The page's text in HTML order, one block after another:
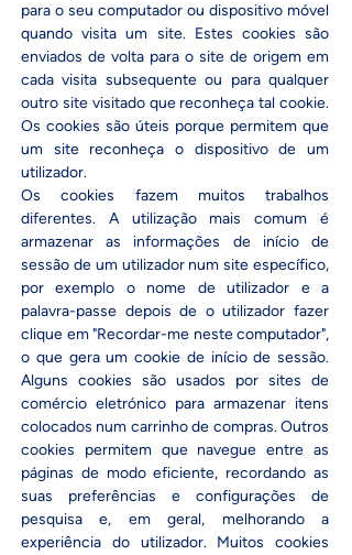
para o seu computador ou dispositivo móvel
quando visita um site. Estes cookies são
enviados de volta para o site de origem em
cada visita subsequente ou para qualquer
outro site visitado que reconheça tal cookie.
Os cookies são úteis porque permitem que
um site reconheça o dispositivo de um
utilizador.
Os cookies fazem muitos trabalhos
diferentes. A utilização mais comum é
armazenar as informações de início de
sessão de um utilizador num site específico,
por exemplo o nome de utilizador e a
palavra-passe depois de o utilizador fazer
clique em "Recordar-me neste computador",
o que gera um cookie de início de sessão.
Alguns cookies são usados por sites de
comércio eletrónico para armazenar itens
colocados num carrinho de compras. Outros
cookies permitem que navegue entre as
páginas de modo eficiente, recordando as
suas preferências e configurações de
pesquisa e, em geral, melhorando a
experiência do utilizador. Muitos cookies